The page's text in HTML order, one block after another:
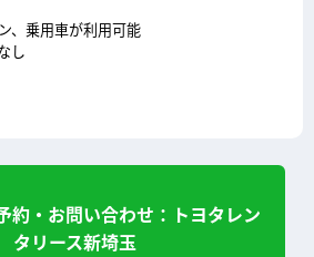
、乗用車が利用可能
し
約・お問い合わせ：トヨタレン
タリース新埼玉